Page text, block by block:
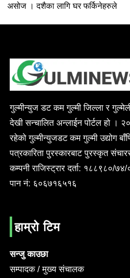
असोज । दशैका लागि घर फर्किनेहरुले
गुल्मीन्युज डट कम गुल्मी जिल्ला र
देखी सन्चालित अन्लाईन पोर्टल हो ।
रहेको गुल्मीन्युजडट कम गुल्मी उद्योग
पत्रकारिता पुरस्कारबाट पुरस्कृत
कम्पनी राजिस्ट्रार दर्ता: १८८९८०/
पान नं: ६०६७१६५१६
हाम्रो टिम
सन्जु काउछा
सम्पादक / मुख्य संचालक